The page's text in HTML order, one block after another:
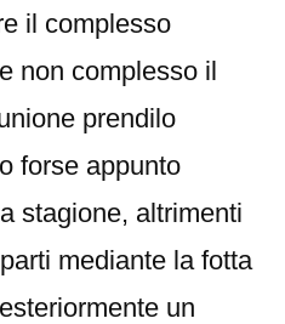
il complesso
non complesso il
prendilo
forse appunto
stagione, altrimenti
mediante la fotta
un